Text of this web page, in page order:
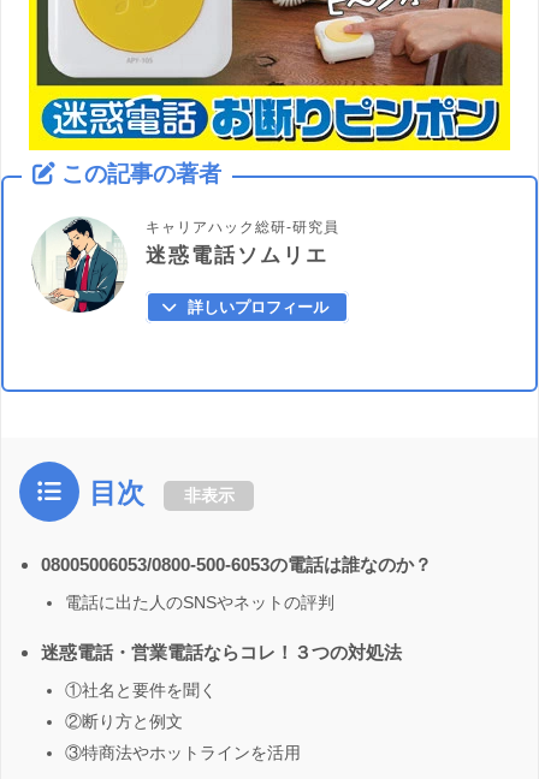
この記事の著者
キャリアハック総研-研究員
迷惑電話ソムリエ
詳しいプロフィール
目次 非表示
08005006053/0800-500-6053の電話は誰なのか？
電話に出た人のSNSやネットの評判
迷惑電話・営業電話ならコレ！３つの対処法
①社名と要件を聞く
②断り方と例文
③特商法やホットラインを活用